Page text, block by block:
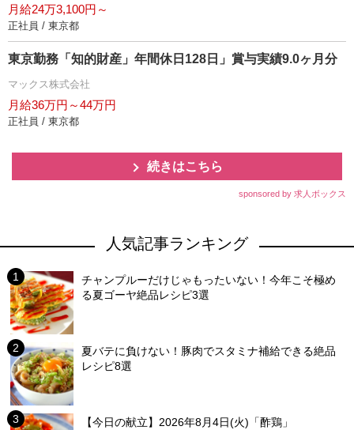
月給24万3,100円～
正社員 / 東京都
東京勤務「知的財産」年間休日128日」賞与実績9.0ヶ月分
マックス株式会社
月給36万円～44万円
正社員 / 東京都
続きはこちら
sponsored by 求人ボックス
人気記事ランキング
チャンプルーだけじゃもったいない！今年こそ極め
る夏ゴーヤ絶品レシピ3選
夏バテに負けない！豚肉でスタミナ補給できる絶品
レシピ8選
【今日の献立】2026年8月4日(火)「酢鶏」